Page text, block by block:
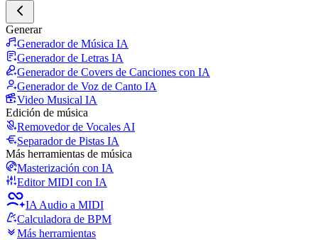
Generar
Generador de Música IA
Generador de Letras IA
Generador de Covers de Canciones con IA
Generador de Voz de Canto IA
Video Musical IA
Edición de música
Removedor de Vocales AI
Separador de Pistas IA
Más herramientas de música
Masterización con IA
Editor MIDI con IA
IA Audio a MIDI
Calculadora de BPM
Más herramientas